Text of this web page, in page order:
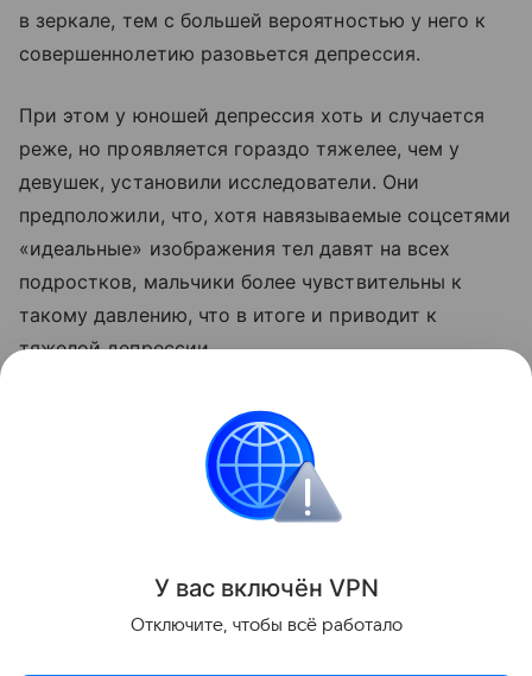
в зеркале, тем с большей вероятностью у него к
совершеннолетию разовьется депрессия.
При этом у юношей депрессия хоть и случается
реже, но проявляется гораздо тяжелее, чем у
девушек, установили исследователи. Они
предположили, что, хотя навязываемые соцсетями
«идеальные» изображения тел давят на всех
подростков, мальчики более чувствительны к
такому давлению, что в итоге и приводит к
тяжелой депрессии.
О чем надо вспомнить, прежде
чем открывать окна весной: 8 правил для
Поделиться
У вас включён VPN
Отключите, чтобы всё работало